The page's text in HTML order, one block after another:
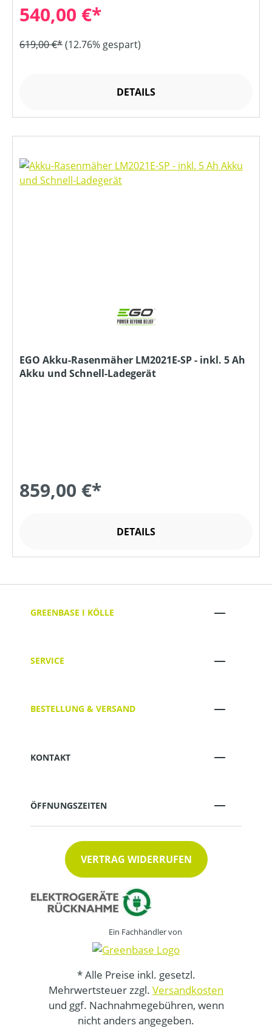
540,00 €*
619,00 €*(12.76% gespart)
DETAILS
EGO Akku-Rasenmäher LM2021E-SP - inkl. 5 Ah
Akku und Schnell-Ladegerät
859,00 €*
DETAILS
GREENBASE I KÖLLE
SERVICE
BESTELLUNG & VERSAND
KONTAKT
ÖFFNUNGSZEITEN
VERTRAG WIDERRUFEN
Ein Fachhändler von
* Alle Preise inkl. gesetzl.
Mehrwertsteuer zzgl. Versandkosten
und ggf. Nachnahmegebühren, wenn
nicht anders angegeben.